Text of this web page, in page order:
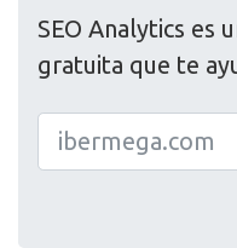
SEO Analytics es
gratuita que te